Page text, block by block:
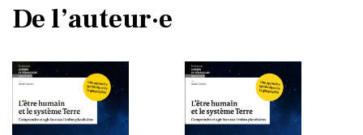
De l’auteur·e